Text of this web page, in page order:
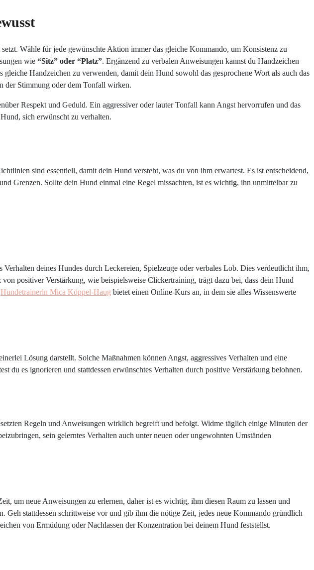
Wähle für jede gewünschte Aktion immer das gleiche Kommando, um Konsistenz zu
wie “Sitz” oder “Platz”. Ergänzend zu verbalen Anweisungen kannst du Handzeichen
Handzeichen zu verwenden, damit dein Hund sowohl das gesprochene Wort als auch das
der Stimmung oder dem Tonfall wirken.
Respekt und Geduld. Ein aggressiver oder lauter Tonfall kann Angst hervorrufen und das
sich erwünscht zu verhalten.
sind essentiell, damit dein Hund versteht, was du von ihm erwartest. Es ist entscheidend,
Grenzen. Sollte dein Hund einmal eine Regel missachten, ist es wichtig, ihn unmittelbar zu
deines Hundes durch Leckereien, Spielzeuge oder verbales Lob. Dies verdeutlicht ihm,
positiver Verstärkung, wie beispielsweise Clickertraining, trägt dazu bei, dass dein Hund
Hundetrainerin Mica Köppel-Haug bietet einen Online-Kurs an, in dem sie alles Wissenswerte
Lösung darstellt. Solche Maßnahmen können Angst, aggressives Verhalten und eine
du es ignorieren und stattdessen erwünschtes Verhalten durch positive Verstärkung belohnen.
Regeln und Anweisungen wirklich begreift und befolgt. Widme täglich einige Minuten der
sein gelerntes Verhalten auch unter neuen oder ungewohnten Umständen
um neue Anweisungen zu erlernen, daher ist es wichtig, ihm diesen Raum zu lassen und
Geh stattdessen schrittweise vor und gib ihm die nötige Zeit, jedes neue Kommando gründlich
von Ermüdung oder Nachlassen der Konzentration bei deinem Hund feststellst.